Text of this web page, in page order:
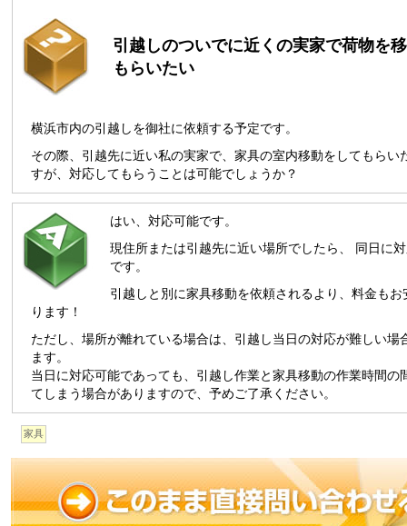
引越しのついでに近くの実家で荷物を
もらいたい
横浜市内の引越しを御社に依頼する予定です。
その際、引越先に近い私の実家で、家具の室内移動をしてもらい
すが、対応してもらうことは可能でしょうか？
はい、対応可能です。
現住所または引越先に近い場所でしたら、 同日に
です。
引越しと別に家具移動を依頼されるより、料金もお
ります！
ただし、場所が離れている場合は、引越し当日の対応が難しい場
ます。
当日に対応可能であっても、引越し作業と家具移動の作業時間の
てしまう場合がありますので、予めご了承ください。
家具